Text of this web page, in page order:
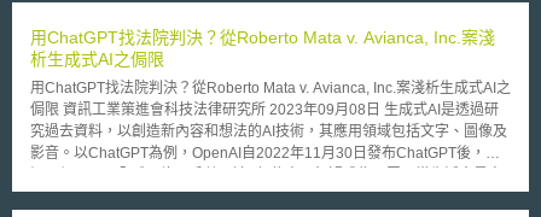
提供及利用全國之資訊等。 林業及廢棄物處理、下水道政策之共同合作，
促進生質能源發電。 促進海上風力發電，並檢討相關制度及環境規範。 為
確保長期安定的太陽能發電，審視法規及相關制度。 引進低成本及遠距離
控制之蓄電池。 以分散型能源系統，促進再生能源之利用。 相關行政程序
之迅速化，以一站式窗口提供服務。 1與當地及環境共榮共存。 1低成本化
及先端技術之研究開發。 可再生能源技術之海外支援。 二、邁向氫燃料社
會之無碳排放目標： 首先，擴大電動車燃料電池、家用燃料電池等相
應鏈，最終希望建立無碳排放之氫燃料電力供應系統目標。 在有擴大
用ChatGPT找法院判決？從Roberto Mata v. Avianca, Inc.案淺
析生成式AI之侷限
用ChatGPT找法院判決？從Roberto Mata v. Avianca, Inc.案淺析生成式AI之
侷限 資訊工業策進會科技法律研究所 2023年09月08日 生成式AI是透過研
究過去資料，以創造新內容和想法的AI技術，其應用領域包括文字、圖像及
影音。以ChatGPT為例，OpenAI自2022年11月30日發布ChatGPT後，短
易近用的AI科技。 惟，生成式AI大量使用後，其中的問題也逐漸浮現。例